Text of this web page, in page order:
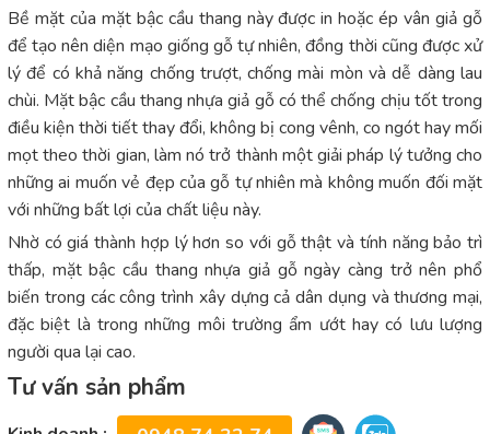
Bề mặt của mặt bậc cầu thang này được in hoặc ép vân giả gỗ
để tạo nên diện mạo giống gỗ tự nhiên, đồng thời cũng được xử
lý để có khả năng chống trượt, chống mài mòn và dễ dàng lau
chùi. Mặt bậc cầu thang nhựa giả gỗ có thể chống chịu tốt trong
điều kiện thời tiết thay đổi, không bị cong vênh, co ngót hay mối
mọt theo thời gian, làm nó trở thành một giải pháp lý tưởng cho
những ai muốn vẻ đẹp của gỗ tự nhiên mà không muốn đối mặt
với những bất lợi của chất liệu này.
Nhờ có giá thành hợp lý hơn so với gỗ thật và tính năng bảo trì
thấp, mặt bậc cầu thang nhựa giả gỗ ngày càng trở nên phổ
biến trong các công trình xây dựng cả dân dụng và thương mại,
đặc biệt là trong những môi trường ẩm ướt hay có lưu lượng
người qua lại cao.
Tư vấn sản phẩm